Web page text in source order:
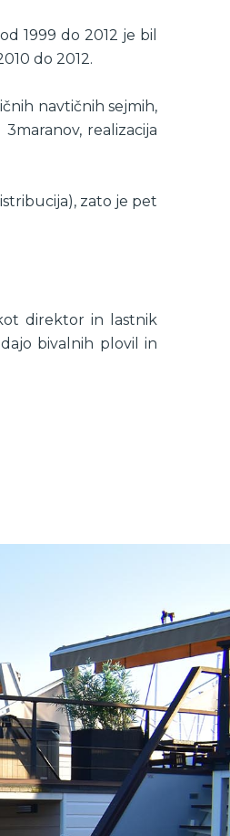
1999 do 2012 je bil
do 2012.
navtičnih sejmih,
realizacija
zato je pet
direktor in lastnik
bivalnih plovil in